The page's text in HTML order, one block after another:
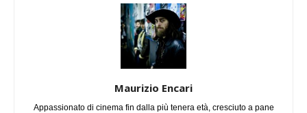
Maurizio Encari
Appassionato di cinema fin dalla più tenera età, cresciuto a pane